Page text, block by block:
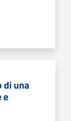
di una
e